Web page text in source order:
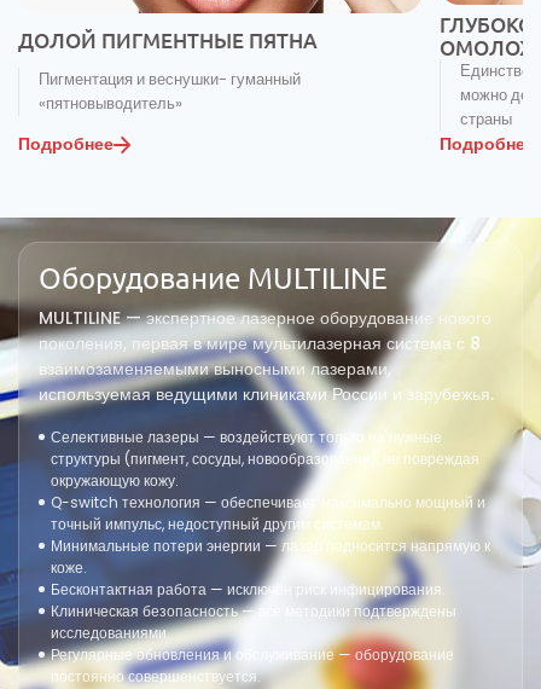
ДОЛОЙ ПИГМЕНТНЫЕ ПЯТНА
Пигментация и веснушки- гуманный
«пятновыводитель»
Подробнее
можно
страны
Подробнее
Оборудование MULTILINE
MULTILINE — экспертное лазерное оборудование нового
поколения, первая в мире мультилазерная система с 8
взаимозаменяемыми выносными лазерами,
используемая ведущими клиниками России и зарубежья.
Селективные лазеры — воздействуют только на нужные
структуры (пигмент, сосуды, новообразования), не повреждая
окружающую кожу.
Q-switch технология — обеспечивает максимально мощный и
точный импульс, недоступный другим системам.
Минимальные потери энергии — лазер подносится напрямую к
коже.
Бесконтактная работа — исключён риск инфицирования.
Клиническая безопасность — все методики подтверждены
исследованиями.
Регулярные обновления и обслуживание — оборудование
постоянно совершенствуется.